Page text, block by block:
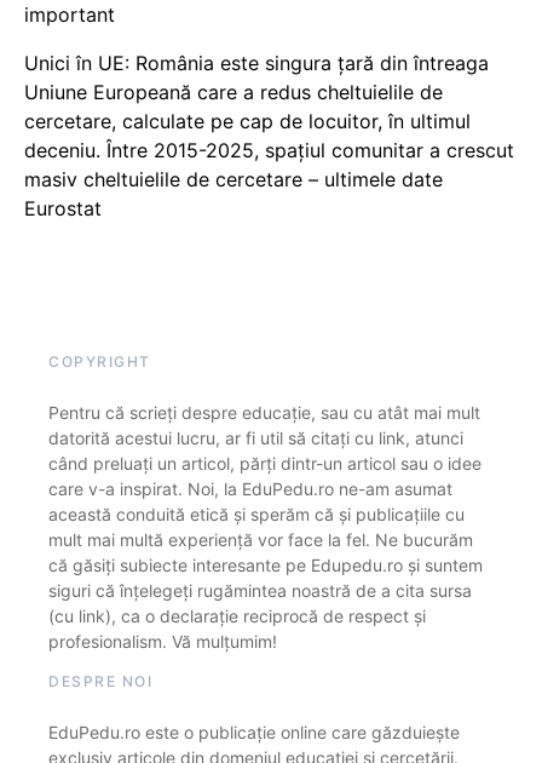
important
Unici în UE: România este singura țară din întreaga
Uniune Europeană care a redus cheltuielile de
cercetare, calculate pe cap de locuitor, în ultimul
deceniu. Între 2015-2025, spațiul comunitar a crescut
masiv cheltuielile de cercetare – ultimele date
Eurostat
COPYRIGHT
Pentru că scrieți despre educație, sau cu atât mai mult
datorită acestui lucru, ar fi util să citați cu link, atunci
când preluați un articol, părți dintr-un articol sau o idee
care v-a inspirat. Noi, la EduPedu.ro ne-am asumat
această conduită etică și sperăm că și publicațiile cu
mult mai multă experiență vor face la fel. Ne bucurăm
că găsiți subiecte interesante pe Edupedu.ro și suntem
siguri că înțelegeți rugămintea noastră de a cita sursa
(cu link), ca o declarație reciprocă de respect și
profesionalism. Vă mulțumim!
DESPRE NOI
EduPedu.ro este o publicație online care găzduiește
exclusiv articole din domeniul educației și cercetării.